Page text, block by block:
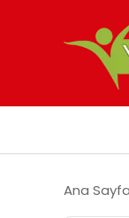
Ana Sayfa